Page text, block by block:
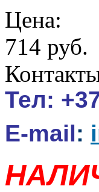
Цена:
714 руб.
Тел:
E-mail: